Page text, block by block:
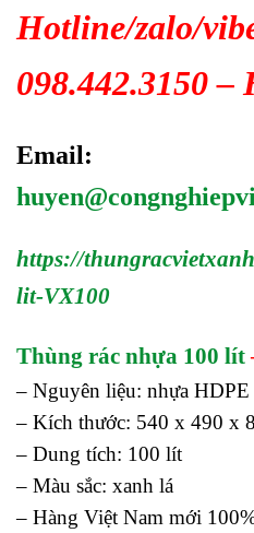
Hotline/zalo/
098.442.3150 –
Email:
https://
lit-VX100
Thùng rác nhựa 100 lít
– Nguyên liệu: nhựa HDPE
– Kích thước: 540 x 490 x
– Dung tích: 100 lít
– Màu sắc: xanh lá
– Hàng Việt Nam mới